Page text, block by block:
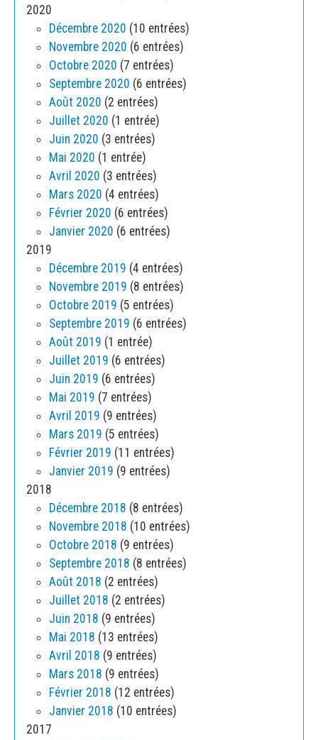
2020
Décembre 2020 (10 entrées)
Novembre 2020 (6 entrées)
Octobre 2020 (7 entrées)
Septembre 2020 (6 entrées)
Août 2020 (2 entrées)
Juillet 2020 (1 entrée)
Juin 2020 (3 entrées)
Mai 2020 (1 entrée)
Avril 2020 (3 entrées)
Mars 2020 (4 entrées)
Février 2020 (6 entrées)
Janvier 2020 (6 entrées)
2019
Décembre 2019 (4 entrées)
Novembre 2019 (8 entrées)
Octobre 2019 (5 entrées)
Septembre 2019 (6 entrées)
Août 2019 (1 entrée)
Juillet 2019 (6 entrées)
Juin 2019 (6 entrées)
Mai 2019 (7 entrées)
Avril 2019 (9 entrées)
Mars 2019 (5 entrées)
Février 2019 (11 entrées)
Janvier 2019 (9 entrées)
2018
Décembre 2018 (8 entrées)
Novembre 2018 (10 entrées)
Octobre 2018 (9 entrées)
Septembre 2018 (8 entrées)
Août 2018 (2 entrées)
Juillet 2018 (2 entrées)
Juin 2018 (9 entrées)
Mai 2018 (13 entrées)
Avril 2018 (9 entrées)
Mars 2018 (9 entrées)
Février 2018 (12 entrées)
Janvier 2018 (10 entrées)
2017